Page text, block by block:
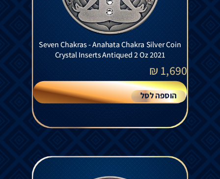
Seven Chakras - Anahata Chakra Silver Coin
Crystal Inserts Antiqued 2 Oz 2021
1,690
₪
הוספה לסל